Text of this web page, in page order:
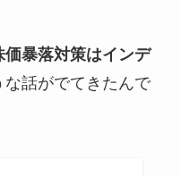
価暴落対策はインデ
な話がでてきたんで